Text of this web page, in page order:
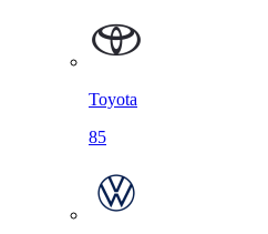
Toyota
85